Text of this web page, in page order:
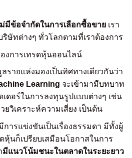
มีข้อจำกัดในการเลือกซื้อขายเรา
ษัทต่างๆ ทั่วโลกตามที่เราต้องการ
งการเทรดหุ้นออนไลน์
ายแห่งมองเป็นทิศทางเดียวกันว่า
Learning จะเข้ามามีบทบาท
ดอร์ในการลงทุนรูปแบบต่างๆ เช่น
วิเคราะห์ความเสี่ยง เป็นต้น
ารแข่งขันเป็นเรื่องธรรมดา มีทั้งผู้
หุ้นก็เปรียบเสมือนโอกาสในการ
มีแนวโน้มชนะในตลาดในระยะยาว